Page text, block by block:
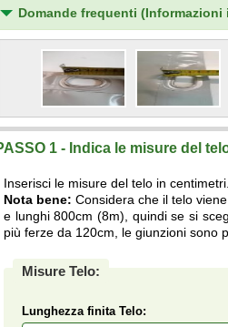
Domande frequenti (Informazioni
1 - Indica le misure del
Inserisci le misure del telo in centimetri.
Nota bene: Considera che il telo
e lunghi 800cm (8m), quindi se si
più ferze da 120cm, le giunzioni sono
Misure Telo:
Lunghezza finita Telo: